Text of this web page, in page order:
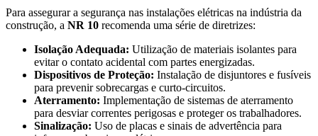
Para assegurar a segurança nas instalações elétricas na indústria da
construção, a NR 10 recomenda uma série de diretrizes:
Isolação Adequada: Utilização de materiais isolantes para
evitar o contato acidental com partes energizadas.
Dispositivos de Proteção: Instalação de disjuntores e fusíveis
para prevenir sobrecargas e curto-circuitos.
Aterramento: Implementação de sistemas de aterramento
para desviar correntes perigosas e proteger os trabalhadores.
Sinalização: Uso de placas e sinais de advertência para